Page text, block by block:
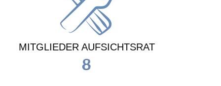
MITGLIEDER AUFSICHTSRAT
8